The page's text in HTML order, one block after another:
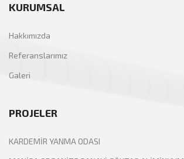
KURUMSAL
Hakkımızda
Referanslarımız
Galeri
PROJELER
KARDEMİR YANMA ODASI